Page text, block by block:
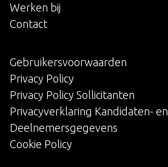
Werken bij
Contact
Gebruikersvoorwaarden
Privacy Policy
Privacy Policy Sollicitanten
Privacyverklaring Kandidaten- en
Deelnemersgegevens
Cookie Policy